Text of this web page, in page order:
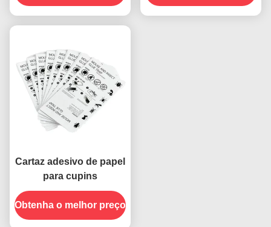
Trapa Roller
interior seguro e não
Cartaz adesivo de papel
para cupins
Obtenha o melhor preço